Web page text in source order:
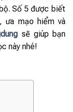
Số 5 được biết
ưa mạo hiểm và
sẽ giúp bạn
này nhé!